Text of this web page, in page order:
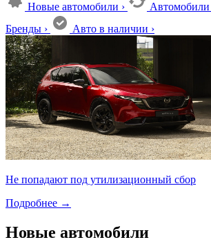
Новые автомобили › Автомобили
Бренды › Авто в наличии ›
Не попадают под утилизационный сбор
Подробнее →
Новые автомобили